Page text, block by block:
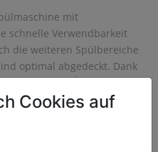
mit
schnelle Verwendbarkeit
die weiteren Spülbereiche
optimal abgedeckt. Dank
jederzeit den Überblick der
Cookies auf